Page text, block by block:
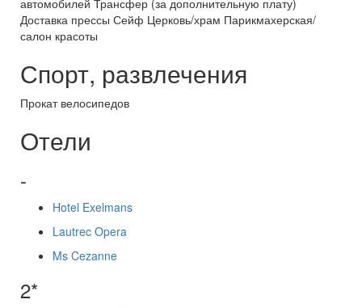
автомобилей Трансфер (за дополнительную плату)
Доставка прессы Сейф Церковь/храм Парикмахерская/
салон красоты
Спорт, развлечения
Прокат велосипедов
Отели
-
Hotel Exelmans
Lautrec Opera
Ms Cezanne
2*